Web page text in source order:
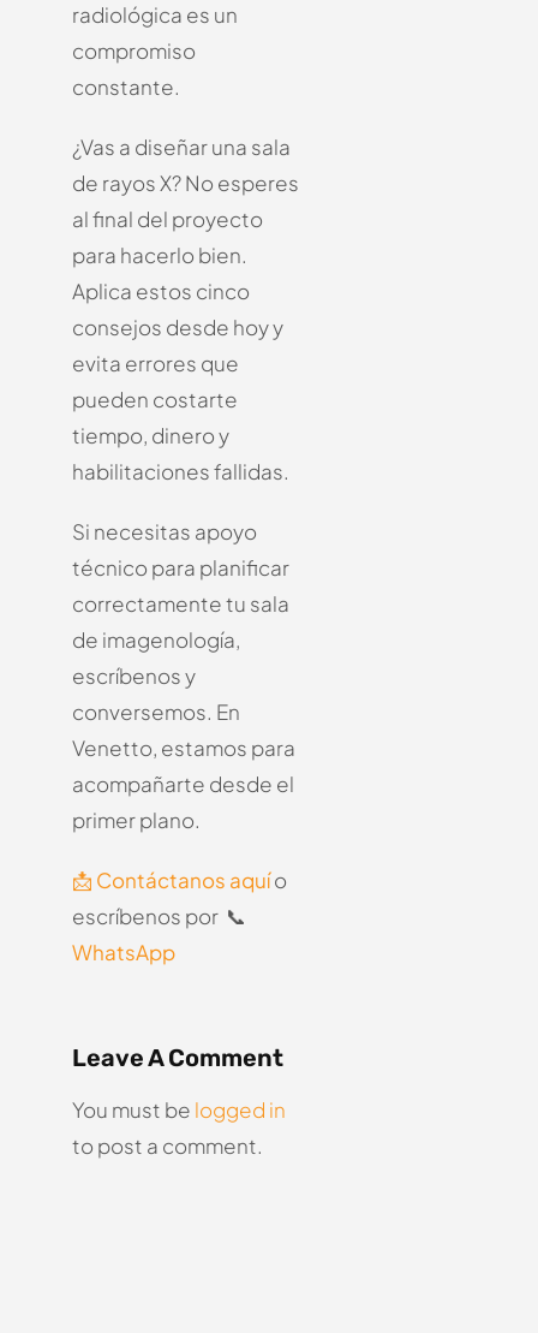
radiológica es un
compromiso
constante.
¿Vas a diseñar una sala
de rayos X? No esperes
al final del proyecto
para hacerlo bien.
Aplica estos cinco
consejos desde hoy y
evita errores que
pueden costarte
tiempo, dinero y
habilitaciones fallidas.
Si necesitas apoyo
técnico para planificar
correctamente tu sala
de imagenología,
escríbenos y
conversemos. En
Venetto, estamos para
acompañarte desde el
primer plano.
📩 Contáctanos aquío
escríbenos por 📞
WhatsApp
Leave A Comment
You must be logged in
to post a comment.